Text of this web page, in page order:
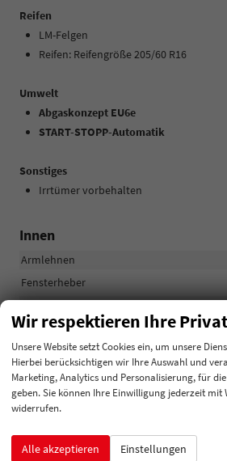
Reifen
LM-Felgen
Reifen: Reifengröße 205/60 R16
Umwelt
Abgaskonzept EU6e
START-STOPP-Automatik
Sonstiges
Irrtümer vorbehalten
Innen
Armlehnen
Fensterheber
Klimatisierung
Lenkrad
in Leder, höhenverstellbar, mit
Schaltwippen
Sitze
Sitzheizung, Isofix Beifahrersitz
Sitze: Lordosenstütze
Wir respektieren Ihre
Unsere Website setzt Cookies ein, um unsere
Hierbei berücksichtigen wir Ihre Auswahl und
Marketing, Analytics und Personalisierung, für
geben. Sie können Ihre Einwilligung jederzeit
widerrufen.
Alle akzeptieren Einstellungen